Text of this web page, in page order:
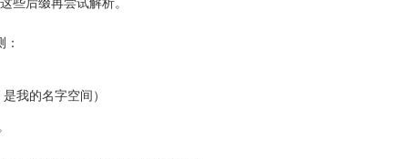
些后缀再尝试解析。
我的名字空间）